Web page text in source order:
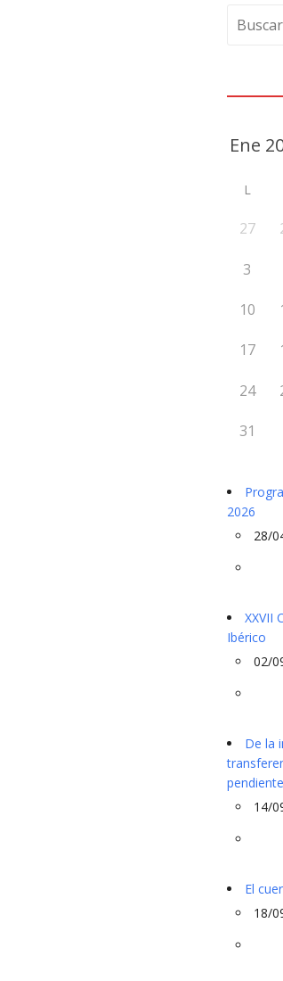
L
27
3
10
17
24
31
2026
28/
XXVII
Ibérico
02/
De la
pendiente
14/
El
18/